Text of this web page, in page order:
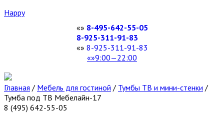
Happy
8-495-642-55-05
8-925-311-91-83
8-925-311-91-83
9:00—22:00
Главная / Мебель для гостиной / Тумбы ТВ и мини-стенки /
Тумба под ТВ Мебелайн-17
8 (495) 642-55-05